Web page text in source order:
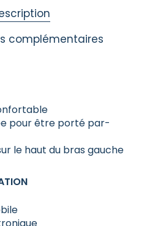
complémentaires
pour être porté par-
le haut du bras gauche